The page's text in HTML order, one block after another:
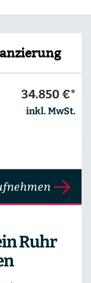
34.850 €*
inkl. MwSt.
Ruhr